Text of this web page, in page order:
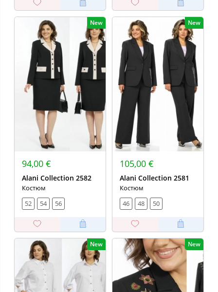
New
94,00 €
Alani Collection 2582
Костюм
52
54 56
New
105,00 €
Alani Collection 2581
Костюм
46
48 50
New New